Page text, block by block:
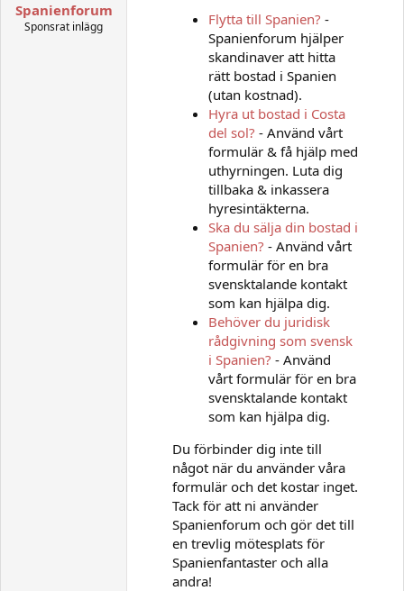
Spanienforum
Sponsrat inlägg
Flytta till Spanien? -
Spanienforum hjälper
skandinaver att hitta
rätt bostad i Spanien
(utan kostnad).
Hyra ut bostad i Costa
del sol? - Använd vårt
formulär & få hjälp med
uthyrningen. Luta dig
tillbaka & inkassera
hyresintäkterna.
Ska du sälja din bostad i
Spanien? - Använd vårt
formulär för en bra
svensktalande kontakt
som kan hjälpa dig.
Behöver du juridisk
rådgivning som svensk
i Spanien? - Använd
vårt formulär för en bra
svensktalande kontakt
som kan hjälpa dig.
Du förbinder dig inte till
något när du använder våra
formulär och det kostar inget.
Tack för att ni använder
Spanienforum och gör det till
en trevlig mötesplats för
Spanienfantaster och alla
andra!